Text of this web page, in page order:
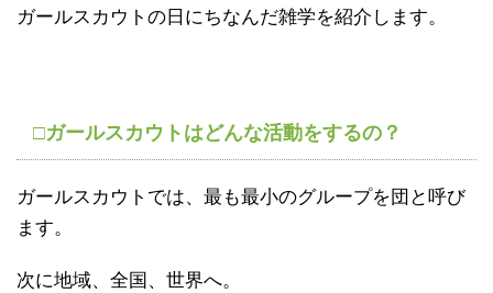
ガールスカウトの日にちなんだ雑学を紹介します。
□ガールスカウトはどんな活動をするの？
ガールスカウトでは、最も最小のグループを団と呼び
ます。
次に地域、全国、世界へ。